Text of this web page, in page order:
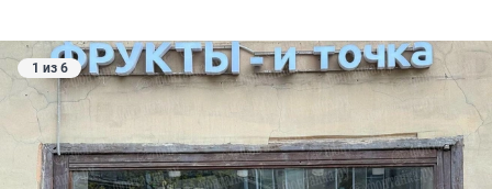
1 из 6